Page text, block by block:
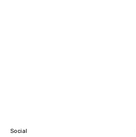
Social